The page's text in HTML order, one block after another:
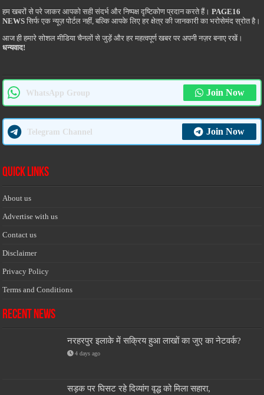
हम खबरों से परे जाकर आपको सही संदर्भ और निष्पक्ष दृष्टिकोण प्रदान करते हैं।PAGE16
NEWS सिर्फ एक न्यूज़ पोर्टल नहीं, बल्कि आपके लिए हर क्षेत्र की जानकारी का भरोसेमंद स्रोत है।
आज ही हमारे सोशल मीडिया चैनलों से जुड़ें और हर महत्वपूर्ण खबर पर अपनी नज़र बनाए रखें।
धन्यवाद!
WhatsApp Group Join Now
Telegram Channel Join Now
Quick Links
About us
Advertise with us
Contact us
Disclaimer
Privacy Policy
Terms and Conditions
Recent News
नरहरपुर इलाके में सक्रिय हुआ लाखों का जुए का नेटवर्क?
4 days ago
सड़क पर घिसट रहे दिव्यांग वृद्ध को मिला सहारा,